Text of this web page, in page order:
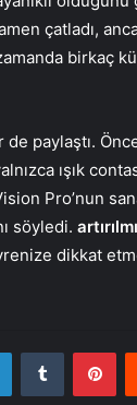
çatladı,
birkaç
de paylaştı.
ışık
Pro’nun
söyledi.
dikkat
LinkedInTumblr